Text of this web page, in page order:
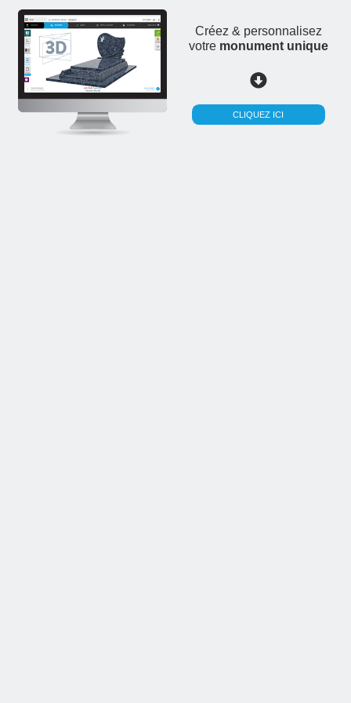
Créez & personnalisez
votre monument unique
CLIQUEZ ICI